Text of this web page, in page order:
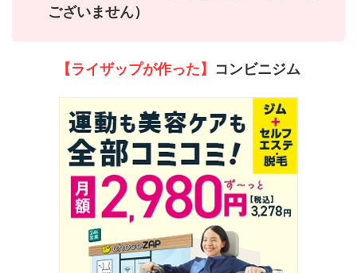
ございません）
【ライザップが作った】 コンビニジム